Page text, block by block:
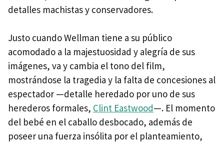
detalles machistas y conservadores.
Justo cuando Wellman tiene a su público
acomodado a la majestuosidad y alegría de sus
imágenes, va y cambia el tono del film,
mostrándose la tragedia y la falta de concesiones al
espectador —detalle heredado por uno de sus
herederos formales, Clint Eastwood—. El momento
del bebé en el caballo desbocado, además de
poseer una fuerza insólita por el planteamiento,